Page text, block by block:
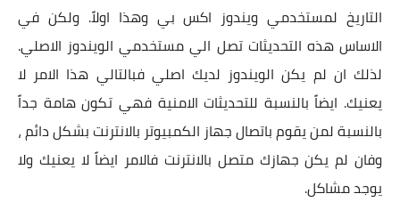
التاريخ لمستخدمي ويندوز اكس بي وهذا اولاً. ولكن في
الاساس هذه التحديثات تصل الي مستخدمي الويندوز الاصلي.
لذلك ان لم يكن الويندوز لديك اصلي فبالتالي هذا الامر لا
يعنيك. ايضاً بالنسبة للتحديثات الامنية فهي تكون هامة جداً
بالنسبة لمن يقوم باتصال جهاز الكمبيوتر بالانترنت بشكل دائم ،
وفان لم يكن جهازك متصل بالانترنت فالامر ايضاً لا يعنيك ولا
يوجد مشاكل.